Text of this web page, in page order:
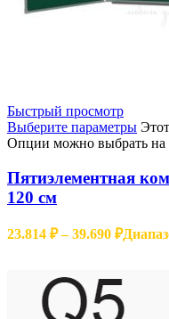
Быстрый просмотр
Выберите параметры
Опции можно выбрать на
Пятиэлементная
120 см
23.814 ₽ – 39.690 ₽